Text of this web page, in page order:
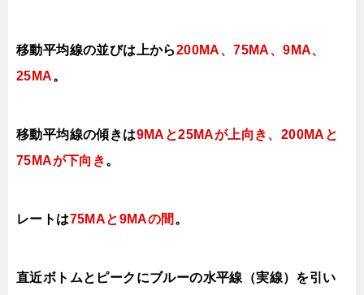
移動平均線の並びは上から200MA、75MA、9MA、
25MA。
移動平均線の傾きは9MAと25MAが上向き、200MAと
75MAが下向き。
レートは75MAと9MAの間 。
直近ボトムとピークにブルーの水平線（実線）を引い